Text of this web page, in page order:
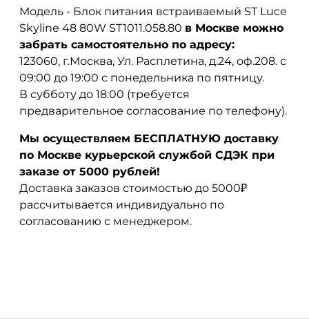
Модель - Блок питания встраиваемый ST Luce
Skyline 48 80W ST1011.058.80 в Москве можно
забрать самостоятельно по адресу:
123060, г.Москва, Ул. Расплетина, д.24, оф.208. с
09:00 до 19:00 с понедельника по пятницу.
В субботу до 18:00 (требуется
предварительное согласование по телефону).
Мы осуществляем БЕСПЛАТНУЮ доставку
по Москве курьерской службой СДЭК при
заказе от 5000 рублей!
Доставка заказов стоимостью до 5000₽
рассчитывается индивидуально по
согласованию с менеджером.